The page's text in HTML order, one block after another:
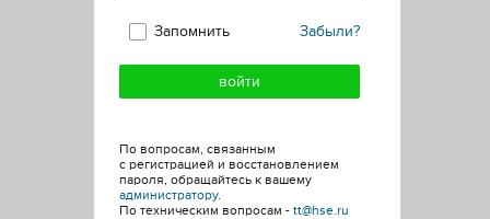
Забыли?
Запомнить
По вопросам, связанным
с регистрацией и восстановлением
пароля, обращайтесь к вашему
администратору.
По техническим вопросам - tt@hse.ru